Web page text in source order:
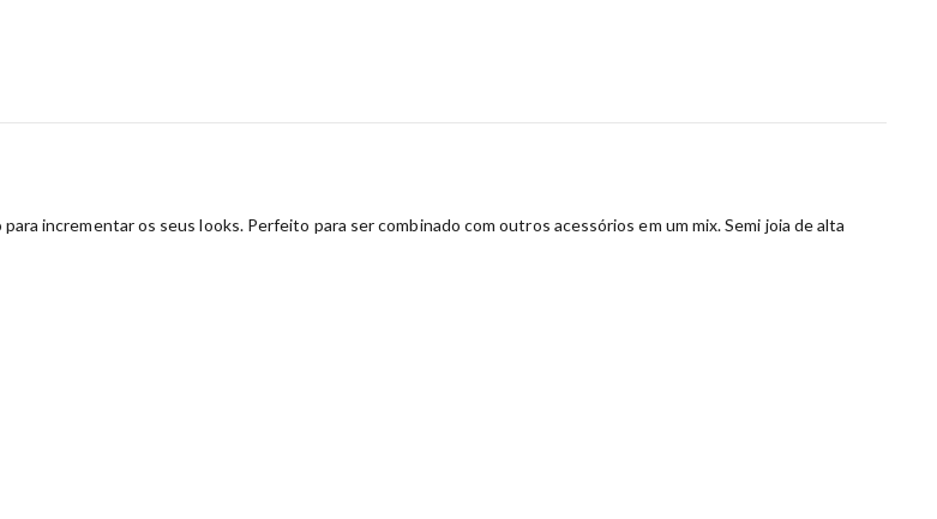
incrementar os seus looks. Perfeito para ser combinado com outros acessórios em um mix. Semi joia de alta